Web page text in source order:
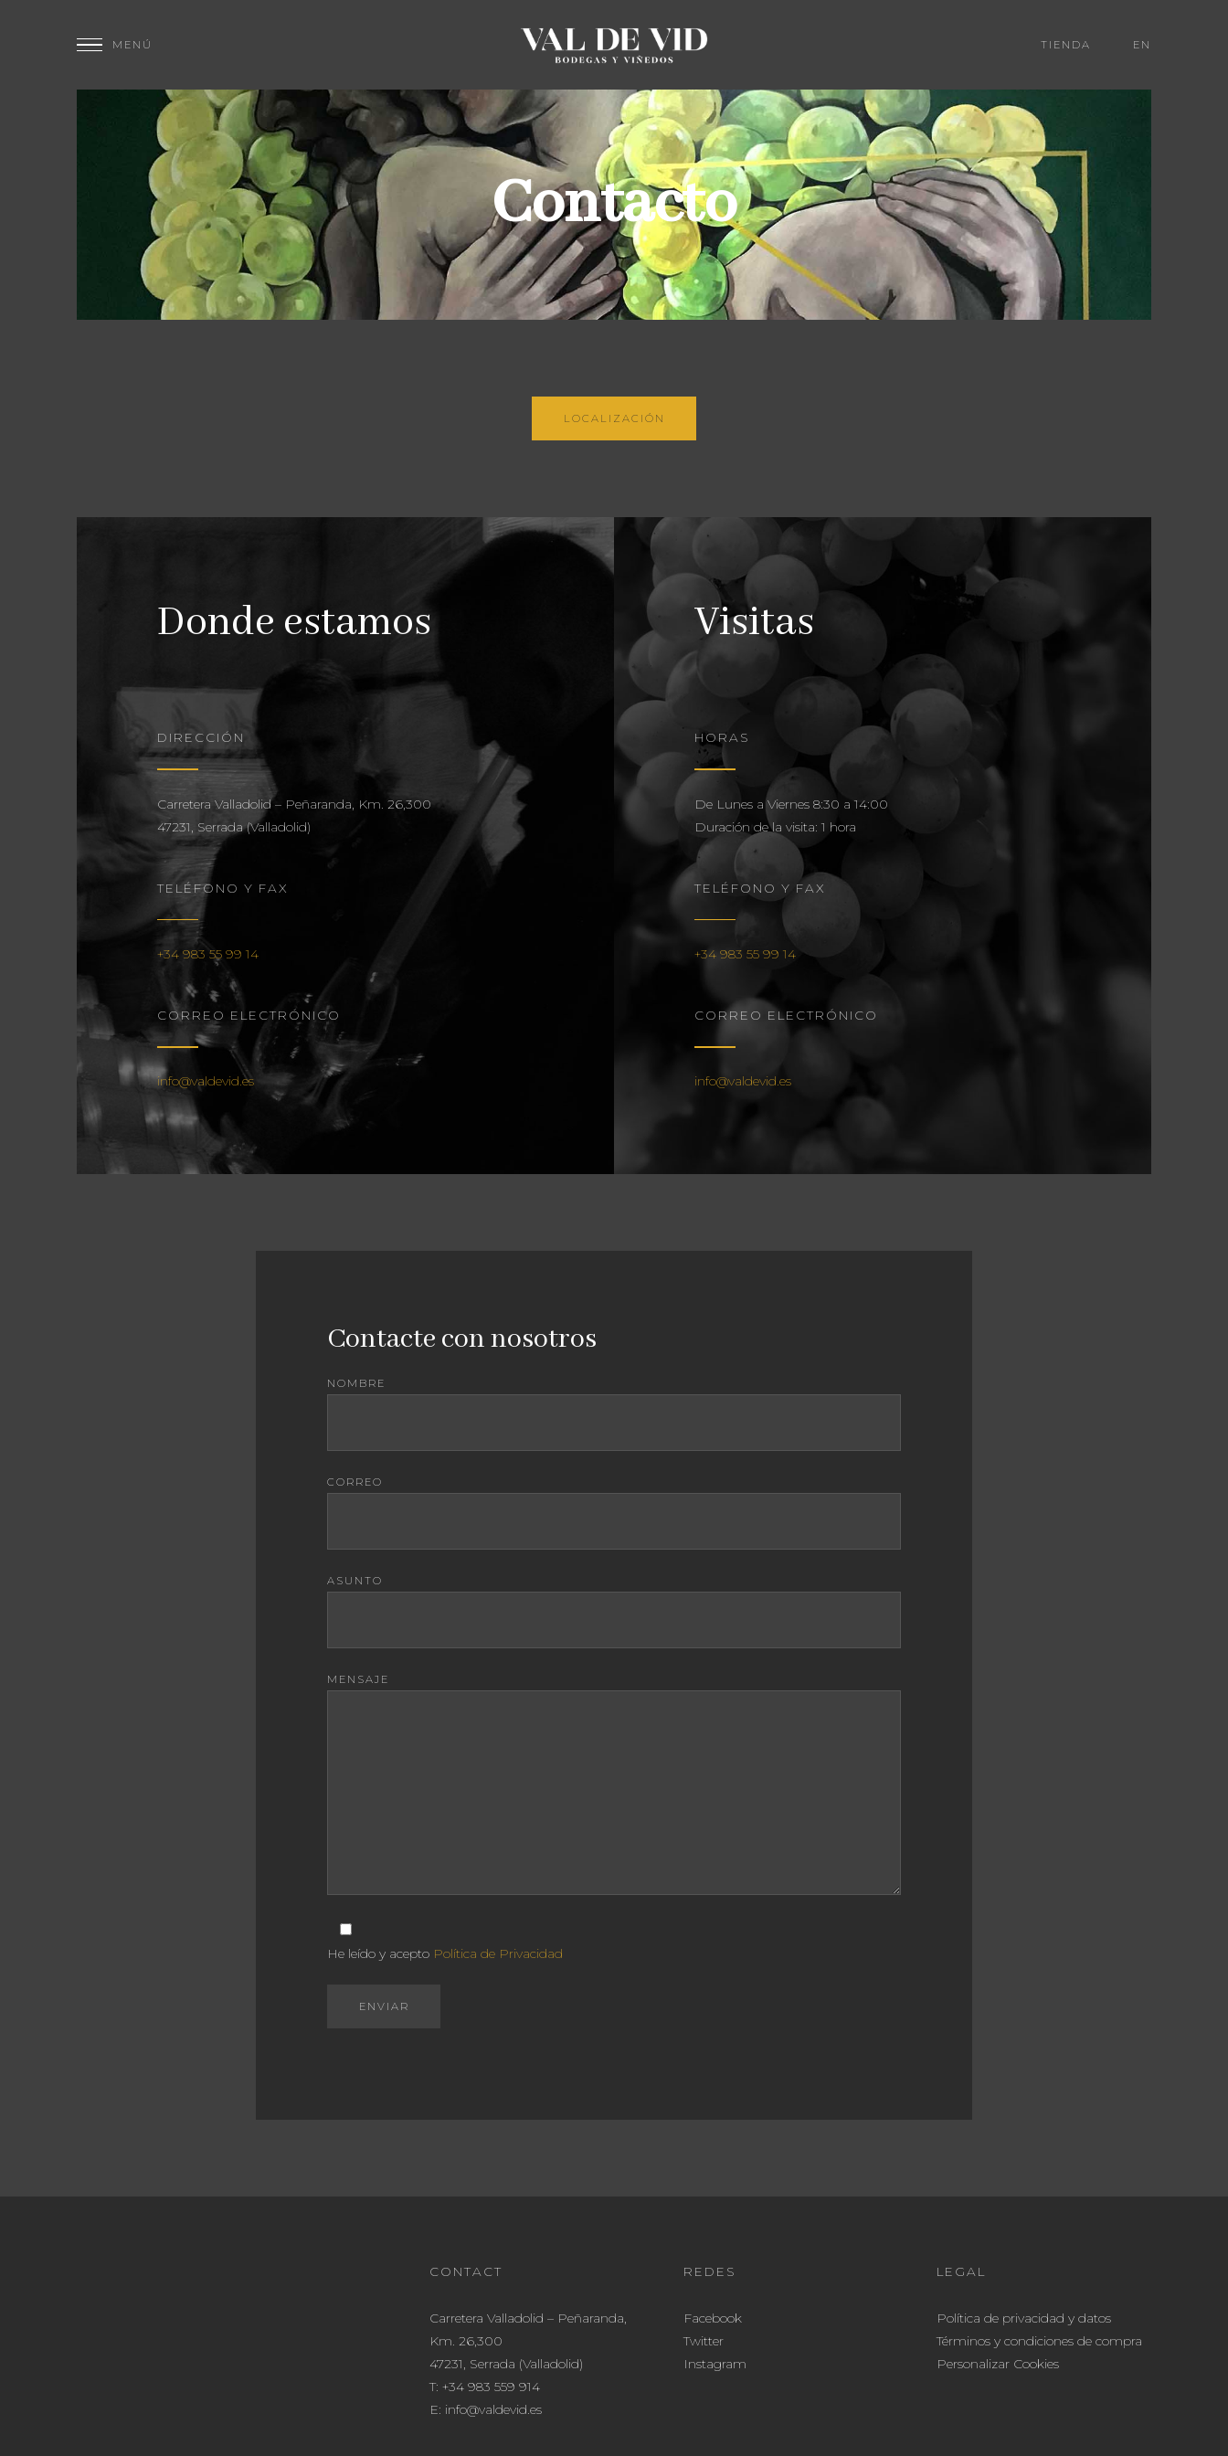
TIENDA EN
Contacto
LOCALIZACIÓN
Donde estamos
DIRECCIÓN
Carretera Valladolid – Peñaranda, Km. 26,300
47231, Serrada (Valladolid)
TELÉFONO Y FAX
+34 983 55 99 14
CORREO ELECTRÓNICO
info@valdevid.es
Visitas
HORAS
De Lunes a Viernes 8:30 a 14:00
Duración de la visita: 1 hora
TELÉFONO Y FAX
+34 983 55 99 14
CORREO ELECTRÓNICO
info@valdevid.es
Contacte con nosotros
NOMBRE
CORREO
ASUNTO
MENSAJE
He leído y acepto Política de Privacidad
CONTACT
Carretera Valladolid – Peñaranda,
Km. 26,300
47231, Serrada (Valladolid)
T:+34 983 559 914
E: info@valdevid.es
REDES
Facebook
Twitter
Instagram
LEGAL
Política de privacidad y datos
Términos y condiciones de compra
Personalizar Cookies